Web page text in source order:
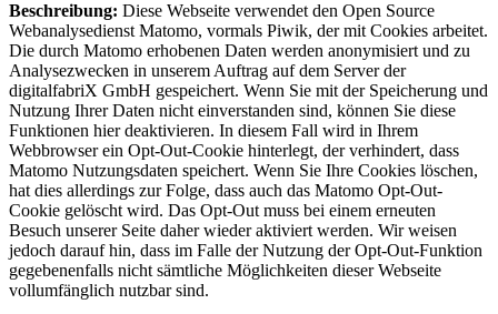
Beschreibung: Diese Webseite verwendet den Open Source
Webanalysedienst Matomo, vormals Piwik, der mit Cookies arbeitet.
Die durch Matomo erhobenen Daten werden anonymisiert und zu
Analysezwecken in unserem Auftrag auf dem Server der
digitalfabriX GmbH gespeichert. Wenn Sie mit der Speicherung und
Nutzung Ihrer Daten nicht einverstanden sind, können Sie diese
Funktionen hier deaktivieren. In diesem Fall wird in Ihrem
Webbrowser ein Opt-Out-Cookie hinterlegt, der verhindert, dass
Matomo Nutzungsdaten speichert. Wenn Sie Ihre Cookies löschen,
hat dies allerdings zur Folge, dass auch das Matomo Opt-Out-
Cookie gelöscht wird. Das Opt-Out muss bei einem erneuten
Besuch unserer Seite daher wieder aktiviert werden. Wir weisen
jedoch darauf hin, dass im Falle der Nutzung der Opt-Out-Funktion
gegebenenfalls nicht sämtliche Möglichkeiten dieser Webseite
vollumfänglich nutzbar sind.